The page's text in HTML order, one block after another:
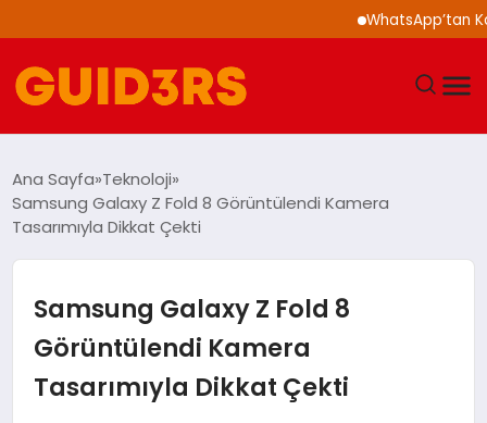
WhatsApp’tan
YAŞAM
SAĞLIK
Ana Sayfa Teknoloji
Samsung Galaxy Z Fold 8 Görüntülendi Kamera
Tasarımıyla Dikkat Çekti
Samsung Galaxy Z Fold 8
Görüntülendi Kamera
Tasarımıyla Dikkat Çekti